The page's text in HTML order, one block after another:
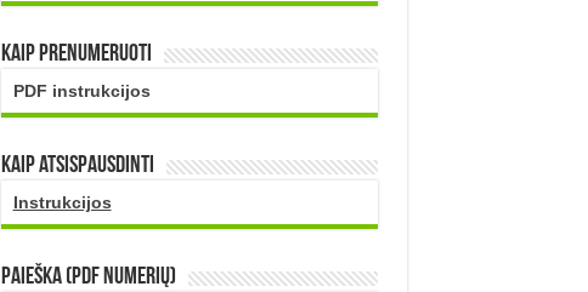
Kaip prenumeruoti
PDF instrukcijos
Kaip atsispausdinti
Instrukcijos
PAIEŠKA (PDF numerių)